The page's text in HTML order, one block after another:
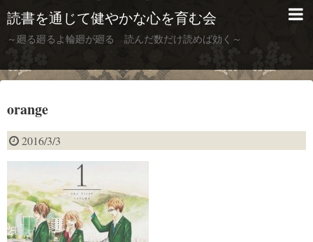
読書を通じて健やかな心を育む会
～廻る廻るよ輪廻が廻る 読んだ数だけ読めば効く～
orange
2016/3/3